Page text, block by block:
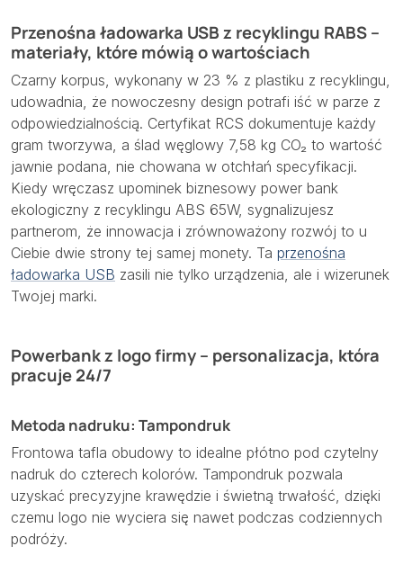
Przenośna ładowarka USB z recyklingu RABS –
materiały, które mówią o wartościach
Czarny korpus, wykonany w 23 % z plastiku z recyklingu,
udowadnia, że nowoczesny design potrafi iść w parze z
odpowiedzialnością. Certyfikat RCS dokumentuje każdy
gram tworzywa, a ślad węglowy 7,58 kg CO₂ to wartość
jawnie podana, nie chowana w otchłań specyfikacji.
Kiedy wręczasz upominek biznesowy power bank
ekologiczny z recyklingu ABS 65W, sygnalizujesz
partnerom, że innowacja i zrównoważony rozwój to u
Ciebie dwie strony tej samej monety. Ta przenośna
ładowarka USB zasili nie tylko urządzenia, ale i wizerunek
Twojej marki.
Powerbank z logo firmy – personalizacja, która
pracuje 24/7
Metoda nadruku: Tampondruk
Frontowa tafla obudowy to idealne płótno pod czytelny
nadruk do czterech kolorów. Tampondruk pozwala
uzyskać precyzyjne krawędzie i świetną trwałość, dzięki
czemu logo nie wyciera się nawet podczas codziennych
podróży.